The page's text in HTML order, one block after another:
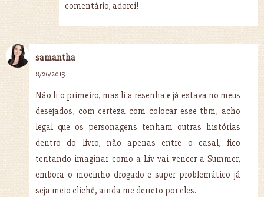
comentário, adorei!
samantha
8/26/2015
Não li o primeiro, mas li a resenha e já estava no meus
desejados, com certeza com colocar esse tbm, acho
legal que os personagens tenham outras histórias
dentro do livro, não apenas entre o casal, fico
tentando imaginar como a Liv vai vencer a Summer,
embora o mocinho drogado e super problemático já
seja meio clichê, ainda me derreto por eles.